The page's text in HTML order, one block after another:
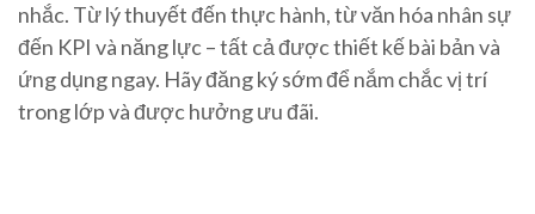
nhắc. Từ lý thuyết đến thực hành, từ văn hóa nhân sự
đến KPI và năng lực – tất cả được thiết kế bài bản và
ứng dụng ngay. Hãy đăng ký sớm để nắm chắc vị trí
trong lớp và được hưởng ưu đãi.